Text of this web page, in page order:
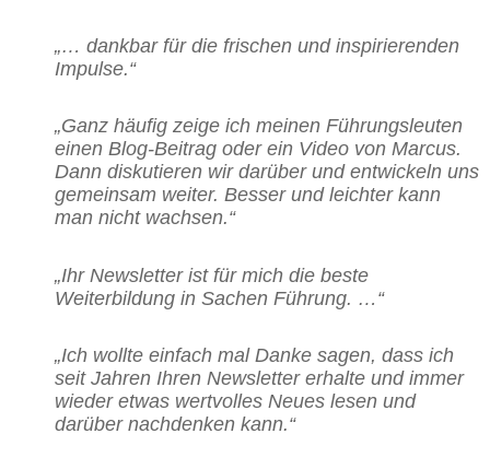
„… dankbar für die frischen und inspirierenden
Impulse.“
„Ganz häufig zeige ich meinen Führungsleuten
einen Blog-Beitrag oder ein Video von Marcus.
Dann diskutieren wir darüber und entwickeln uns
gemeinsam weiter. Besser und leichter kann
man nicht wachsen.“
„Ihr Newsletter ist für mich die beste
Weiterbildung in Sachen Führung. …“
„Ich wollte einfach mal Danke sagen, dass ich
seit Jahren Ihren Newsletter erhalte und immer
wieder etwas wertvolles Neues lesen und
darüber nachdenken kann.“